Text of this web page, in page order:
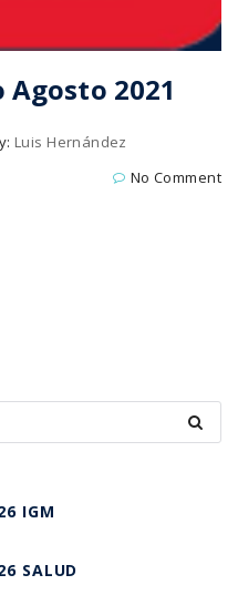
2021
Luis Hernández
No Comment
IGM
SALUD